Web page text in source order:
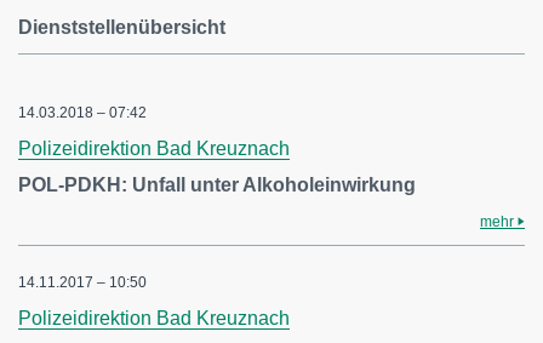
Dienststellenübersicht
14.03.2018 – 07:42
Polizeidirektion Bad Kreuznach
POL-PDKH: Unfall unter Alkoholeinwirkung
mehr
14.11.2017 – 10:50
Polizeidirektion Bad Kreuznach